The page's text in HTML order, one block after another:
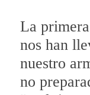
La
nos han
nuestro
no